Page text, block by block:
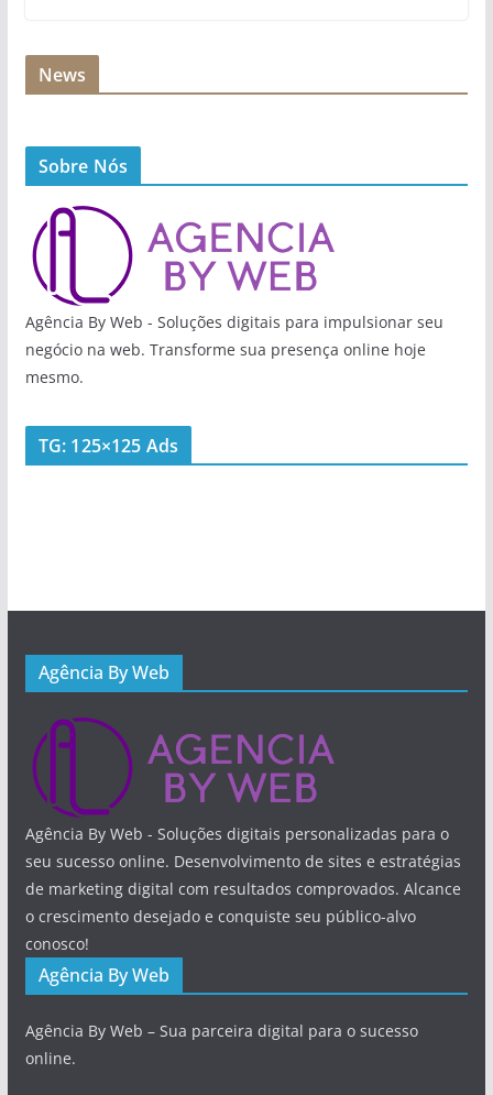
News
Sobre Nós
Agência By Web - Soluções digitais para impulsionar seu
negócio na web. Transforme sua presença online hoje
mesmo.
TG: 125×125 Ads
Agência By Web
Agência By Web - Soluções digitais personalizadas para o
seu sucesso online. Desenvolvimento de sites e estratégias
de marketing digital com resultados comprovados. Alcance
o crescimento desejado e conquiste seu público-alvo
conosco!
Agência By Web
Agência By Web – Sua parceira digital para o sucesso
online.